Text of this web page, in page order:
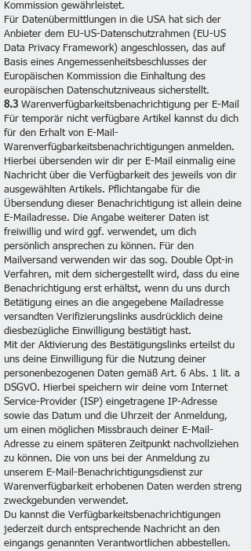
Kommission gewährleistet.
Für Datenübermittlungen in die USA hat sich der
Anbieter dem EU-US-Datenschutzrahmen (EU-US
Data Privacy Framework) angeschlossen, das auf
Basis eines Angemessenheitsbeschlusses der
Europäischen Kommission die Einhaltung des
europäischen Datenschutzniveaus sicherstellt.
8.3 Warenverfügbarkeitsbenachrichtigung per E-Mail
Für temporär nicht verfügbare Artikel kannst du dich
für den Erhalt von E-Mail-
Warenverfügbarkeitsbenachrichtigungen anmelden.
Hierbei übersenden wir dir per E-Mail einmalig eine
Nachricht über die Verfügbarkeit des jeweils von dir
ausgewählten Artikels. Pflichtangabe für die
Übersendung dieser Benachrichtigung ist allein deine
E-Mailadresse. Die Angabe weiterer Daten ist
freiwillig und wird ggf. verwendet, um dich
persönlich ansprechen zu können. Für den
Mailversand verwenden wir das sog. Double Opt-in
Verfahren, mit dem sichergestellt wird, dass du eine
Benachrichtigung erst erhältst, wenn du uns durch
Betätigung eines an die angegebene Mailadresse
versandten Verifizierungslinks ausdrücklich deine
diesbezügliche Einwilligung bestätigt hast.
Mit der Aktivierung des Bestätigungslinks erteilst du
uns deine Einwilligung für die Nutzung deiner
personenbezogenen Daten gemäß Art. 6 Abs. 1 lit. a
DSGVO. Hierbei speichern wir deine vom Internet
Service-Provider (ISP) eingetragene IP-Adresse
sowie das Datum und die Uhrzeit der Anmeldung,
um einen möglichen Missbrauch deiner E-Mail-
Adresse zu einem späteren Zeitpunkt nachvollziehen
zu können. Die von uns bei der Anmeldung zu
unserem E-Mail-Benachrichtigungsdienst zur
Warenverfügbarkeit erhobenen Daten werden streng
zweckgebunden verwendet.
Du kannst die Verfügbarkeitsbenachrichtigungen
jederzeit durch entsprechende Nachricht an den
eingangs genannten Verantwortlichen abbestellen.